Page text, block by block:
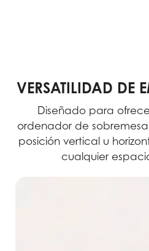
VERSATILIDAD DE
Diseñado para
ordenador de
posición vertical u
cualquier